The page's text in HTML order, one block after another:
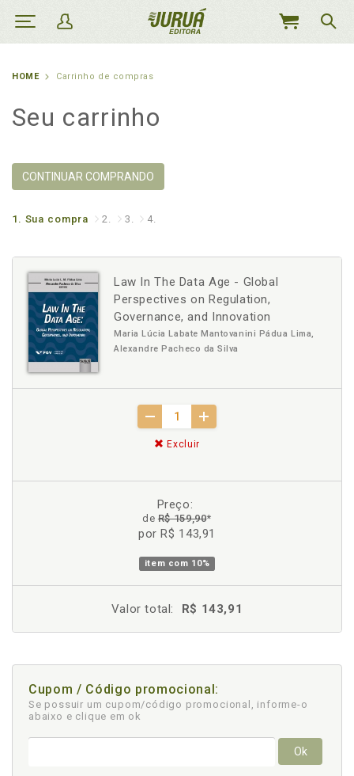
MEU
HOME Carrinho de compras
Seu carrinho
CONTINUAR COMPRANDO
1. Sua compra 2. 3. 4.
Law In The Data Age - Global
Perspectives on Regulation,
Governance, and Innovation
Maria Lúcia Labate Mantovanini Pádua Lima,
Alexandre Pacheco da Silva
Excluir
Preço:
deR$ 159,90*
por R$ 143,91
item com 10%
Valor total: R$ 143,91
Cupom / Código promocional:
Se possuir um cupom/código promocional, informe-o
abaixo e clique em ok
Ok